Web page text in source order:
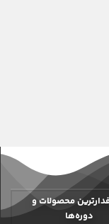
محصولات و
دوره‌ها